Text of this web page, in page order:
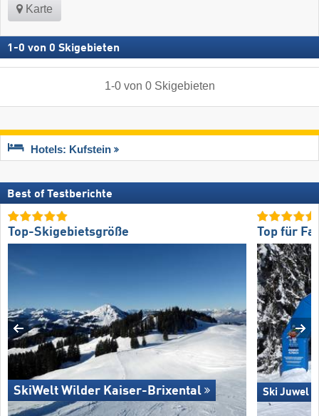
Karte
1 -0 von 0 Skigebieten
1-0von 0 Skigebieten
Hotels: Kufstein
Best of Testberichte
Top-Skigebietsgröße
SkiWelt Wilder Kaiser-Brixental
Top für
Ski Juwel